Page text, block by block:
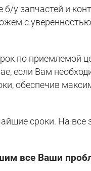
запчастей и
с
по приемлемой
если Вам
обеспечив
сроки. На все
все Ваши